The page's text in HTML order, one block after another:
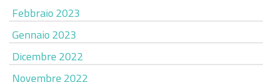
Febbraio 2023
Gennaio 2023
Dicembre 2022
Novembre 2022